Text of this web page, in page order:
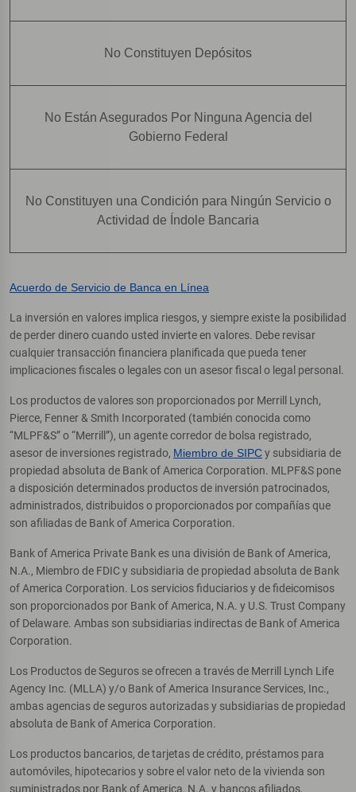
No Constituyen Depósitos
No Están Asegurados Por Ninguna Agencia del
Gobierno Federal
No Constituyen una Condición para Ningún Servicio o
Actividad de Índole Bancaria
Acuerdo de Servicio de Banca en Línea
La inversión en valores implica riesgos, y siempre existe la posibilidad
de perder dinero cuando usted invierte en valores. Debe revisar
cualquier transacción financiera planificada que pueda tener
implicaciones fiscales o legales con un asesor fiscal o legal personal.
Los productos de valores son proporcionados por Merrill Lynch,
Pierce, Fenner & Smith Incorporated (también conocida como
“MLPF&S” o “Merrill”), un agente corredor de bolsa registrado,
asesor de inversiones registrado, Miembro de SIPCy subsidiaria de
propiedad absoluta de Bank of America Corporation. MLPF&S pone
a disposición determinados productos de inversión patrocinados,
administrados, distribuidos o proporcionados por compañías que
son afiliadas de Bank of America Corporation.
Bank of America Private Bank es una división de Bank of America,
N.A., Miembro de FDIC y subsidiaria de propiedad absoluta de Bank
of America Corporation. Los servicios fiduciarios y de fideicomisos
son proporcionados por Bank of America, N.A. y U.S. Trust Company
of Delaware. Ambas son subsidiarias indirectas de Bank of America
Corporation.
Los Productos de Seguros se ofrecen a través de Merrill Lynch Life
Agency Inc. (MLLA) y/o Bank of America Insurance Services, Inc.,
ambas agencias de seguros autorizadas y subsidiarias de propiedad
absoluta de Bank of America Corporation.
Los productos bancarios, de tarjetas de crédito, préstamos para
automóviles, hipotecarios y sobre el valor neto de la vivienda son
suministrados por Bank of America, N.A. y bancos afiliados,